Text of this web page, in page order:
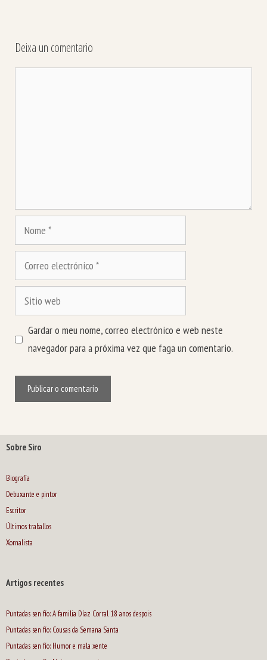
Deixa un comentario
Nome
Correo
electrónico
Sitio
web
Gardar o meu nome, correo electrónico e web neste
navegador para a próxima vez que faga un comentario.
Sobre Siro
Biografía
Debuxante e pintor
Escritor
Últimos traballos
Xornalista
Artigos recentes
Puntadas sen fío: A familia Díaz Corral 18 anos despois
Puntadas sen fío: Cousas da Semana Santa
Puntadas sen fío: Humor e mala xente